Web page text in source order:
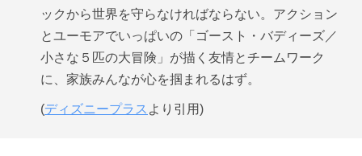
ックから世界を守らなければならない。アクション
とユーモアでいっぱいの「ゴースト・バディーズ／
小さな５匹の大冒険」が描く友情とチームワーク
に、家族みんなが心を掴まれるはず。
(ディズニープラス より引用)